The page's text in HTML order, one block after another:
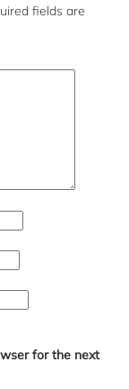
fields are
for the next